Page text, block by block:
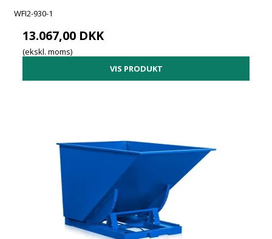
WFI2-930-1
13.067,00 DKK
(ekskl. moms)
VIS PRODUKT